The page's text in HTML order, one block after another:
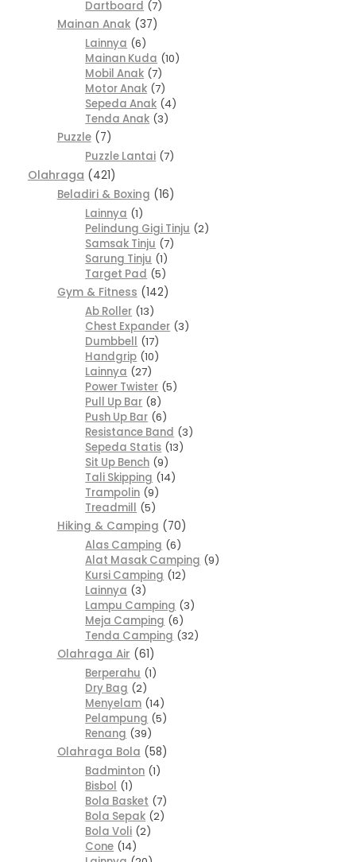
Dartboard 7
Mainan Anak
37
Lainnya 6
Mainan Kuda 10
Mobil Anak 7
Motor Anak 7
Sepeda Anak 4
Tenda Anak 3
Puzzle
7
Puzzle Lantai 7
Olahraga 421
Beladiri & Boxing
16
Lainnya 1
Pelindung Gigi Tinju 2
Samsak Tinju 7
Sarung Tinju 1
Target Pad 5
Gym & Fitness
142
Ab Roller 13
Chest Expander 3
Dumbbell 17
Handgrip 10
Lainnya 27
Power Twister 5
Pull Up Bar 8
Push Up Bar 6
Resistance Band 3
Sepeda Statis 13
Sit Up Bench 9
Tali Skipping 14
Trampolin 9
Treadmill 5
Hiking & Camping
70
Alas Camping 6
Alat Masak Camping 9
Kursi Camping 12
Lainnya 3
Lampu Camping 3
Meja Camping 6
Tenda Camping 32
Olahraga Air
61
Berperahu 1
Dry Bag 2
Menyelam 14
Pelampung 5
Renang 39
Olahraga Bola
58
Badminton 1
Bisbol 1
Bola Basket 7
Bola Sepak 2
Bola Voli 2
Cone 14